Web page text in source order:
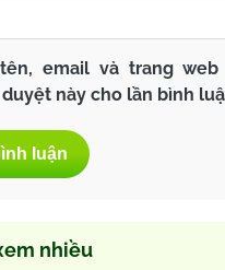
email và trang
này cho lần bình
nhiều